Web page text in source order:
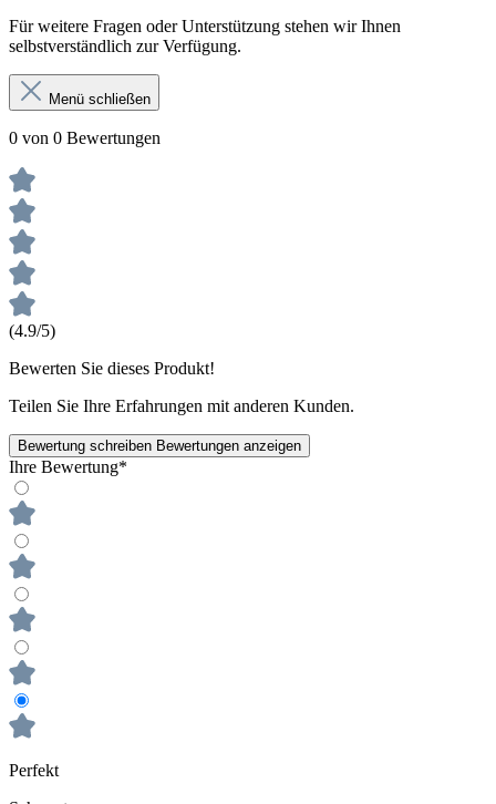
Für weitere Fragen oder Unterstützung stehen wir Ihnen
selbstverständlich zur Verfügung.
Menü schließen
0 von 0 Bewertungen
(4.9/5)
Bewerten Sie dieses Produkt!
Teilen Sie Ihre Erfahrungen mit anderen Kunden.
Bewertung schreiben Bewertungen anzeigen
Ihre Bewertung*
Perfekt